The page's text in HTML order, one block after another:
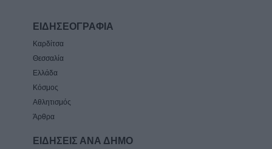
ΕΙΔΗΣΕΟΓΡΑΦΙΑ
Καρδίτσα
Θεσσαλία
Ελλάδα
Κόσμος
Αθλητισμός
Άρθρα
ΕΙΔΗΣΕΙΣ ΑΝΑ ΔΗΜΟ